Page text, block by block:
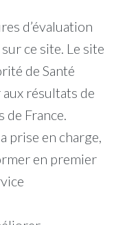
d’évaluation
ce site. Le site
de Santé
aux résultats de
de France.
prise en charge,
en premier